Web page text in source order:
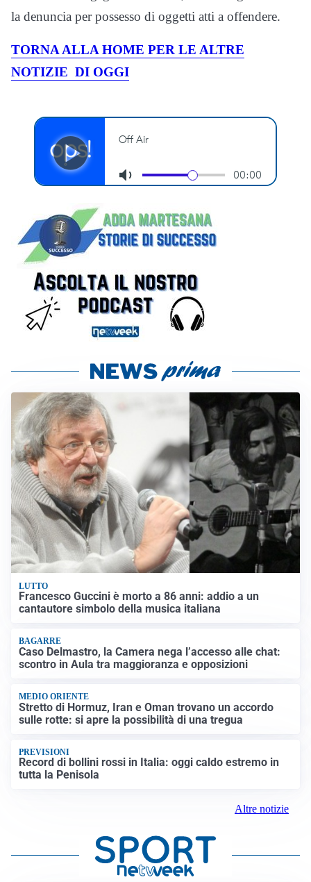
la denuncia per possesso di oggetti atti a offendere.
TORNA ALLA HOME PER LE ALTRE
NOTIZIE DI OGGI
LUTTO
Francesco Guccini è morto a 86 anni: addio a un
cantautore simbolo della musica italiana
BAGARRE
Caso Delmastro, la Camera nega l’accesso alle chat:
scontro in Aula tra maggioranza e opposizioni
MEDIO ORIENTE
Stretto di Hormuz, Iran e Oman trovano un accordo
sulle rotte: si apre la possibilità di una tregua
PREVISIONI
Record di bollini rossi in Italia: oggi caldo estremo in
tutta la Penisola
Altre notizie